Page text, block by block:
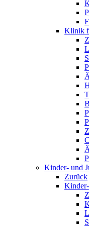
Klinik
Kinder- und
Zurück